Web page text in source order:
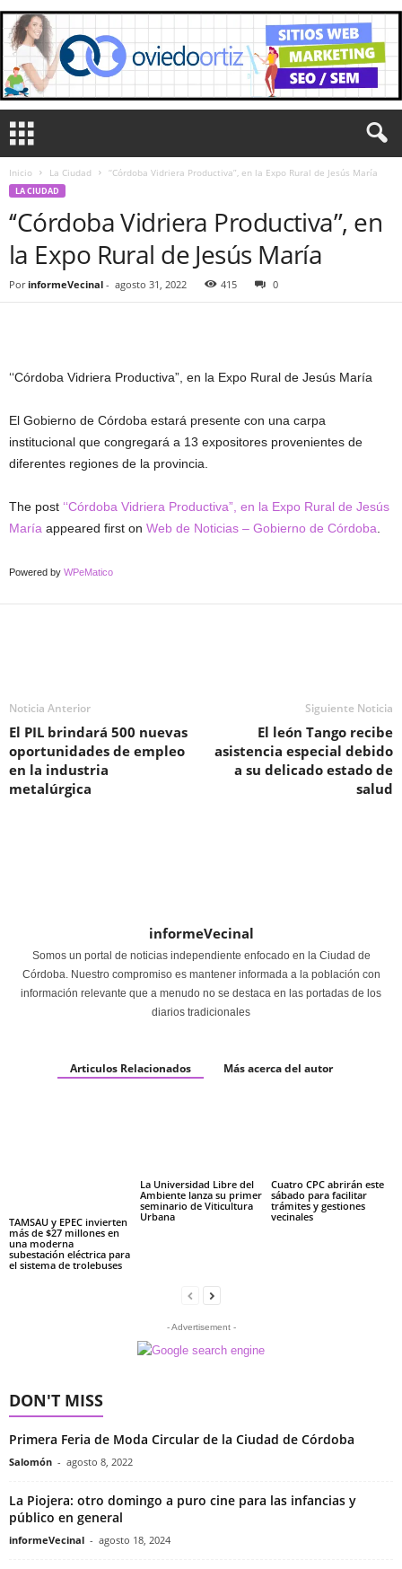
Inicio La Ciudad ‘‘Córdoba Vidriera Productiva”, en la Expo Rural de Jesús María
LA CIUDAD
‘‘Córdoba Vidriera Productiva”, en
la Expo Rural de Jesús María
Por informeVecinal - agosto 31, 2022 415 0
‘‘Córdoba Vidriera Productiva”, en la Expo Rural de Jesús María
El Gobierno de Córdoba estará presente con una carpa
institucional que congregará a 13 expositores provenientes de
diferentes regiones de la provincia.
The post ‘‘Córdoba Vidriera Productiva”, en la Expo Rural de Jesús
María appeared first on Web de Noticias – Gobierno de Córdoba
Powered by WPeMatico
Noticia Anterior
El PIL brindará 500 nuevas
oportunidades de empleo
en la industria
metalúrgica
Siguiente Noticia
El león Tango recibe
asistencia especial debido
a su delicado estado de
salud
informeVecinal
Somos un portal de noticias independiente enfocado en la Ciudad de
Córdoba. Nuestro compromiso es mantener informada a la población con
información relevante que a menudo no se destaca en las portadas de los
diarios tradicionales
Articulos Relacionados Más acerca del autor
TAMSAU y EPEC invierten
más de $27 millones en
una moderna
subestación eléctrica para
el sistema de trolebuses
La Universidad Libre del
Ambiente lanza su primer
seminario de Viticultura
Urbana
Cuatro CPC abrirán este
sábado para facilitar
trámites y gestiones
vecinales
- Advertisement -
DON'T MISS
Primera Feria de Moda Circular de la Ciudad de Córdoba
Salomón - agosto 8, 2022
La Piojera: otro domingo a puro cine para las infancias y
público en general
informeVecinal - agosto 18, 2024